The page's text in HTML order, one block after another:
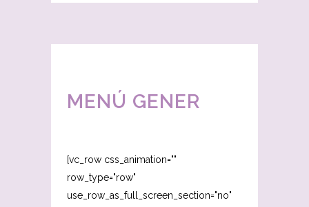
MENÚ GENER
[vc_row css_animation=""
row_type="row"
use_row_as_full_screen_section="no"